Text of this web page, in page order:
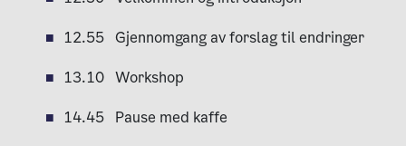
12.55 Gjennomgang av forslag til endringer
13.10 Workshop
14.45 Pause med kaffe